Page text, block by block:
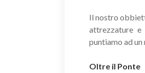
Il nostro
attrezzature
puntiamo ad
Oltre il Ponte